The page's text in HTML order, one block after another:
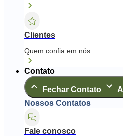
Clientes
Quem confia em nós.
Contato
Fechar Contato
Nossos Contatos
Fale conosco